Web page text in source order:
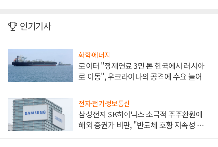
인기기사
화학·에너지
로이터 "정제연료 3만 톤 한국에서 러시아
로 이동", 우크라이나의 공격에 수요 늘어
전자·전기·정보통신
삼성전자 SK하이닉스 소극적 주주환원에
해외 증권가 비판, "반도체 호황 지속성 의